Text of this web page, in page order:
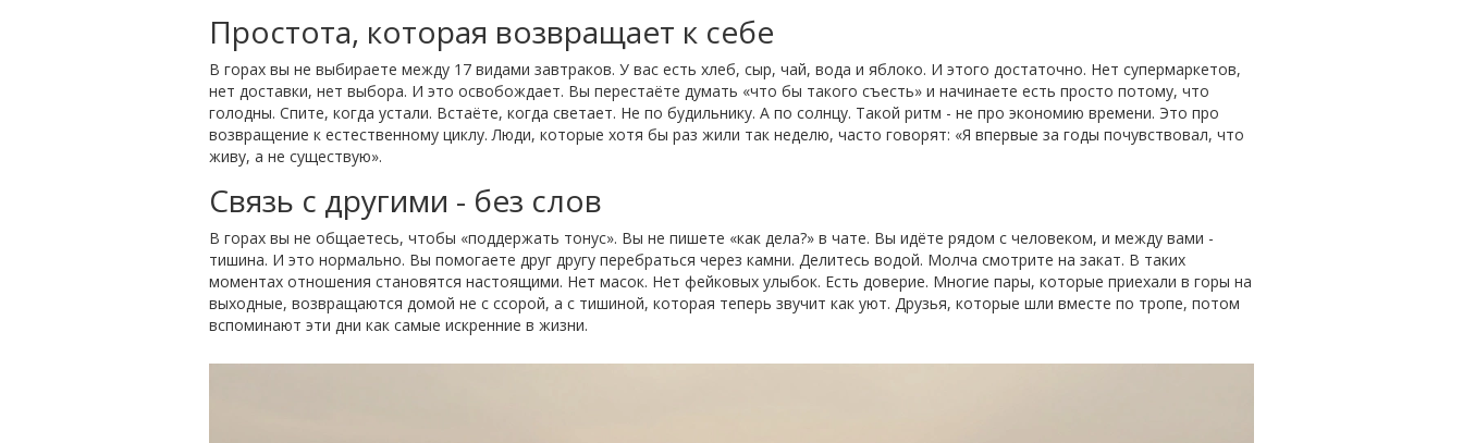
Простота, которая возвращает к себе
В горах вы не выбираете между 17 видами завтраков. У вас есть хлеб, сыр, чай, вода и яблоко. И этого достаточно. Нет супермаркетов,
нет доставки, нет выбора. И это освобождает. Вы перестаёте думать «что бы такого съесть» и начинаете есть просто потому, что
голодны. Спите, когда устали. Встаёте, когда светает. Не по будильнику. А по солнцу. Такой ритм - не про экономию времени. Это про
возвращение к естественному циклу. Люди, которые хотя бы раз жили так неделю, часто говорят: «Я впервые за годы почувствовал, что
живу, а не существую».
Связь с другими - без слов
В горах вы не общаетесь, чтобы «поддержать тонус». Вы не пишете «как дела?» в чате. Вы идёте рядом с человеком, и между вами -
тишина. И это нормально. Вы помогаете друг другу перебраться через камни. Делитесь водой. Молча смотрите на закат. В таких
моментах отношения становятся настоящими. Нет масок. Нет фейковых улыбок. Есть доверие. Многие пары, которые приехали в горы на
выходные, возвращаются домой не с ссорой, а с тишиной, которая теперь звучит как уют. Друзья, которые шли вместе по тропе, потом
вспоминают эти дни как самые искренние в жизни.